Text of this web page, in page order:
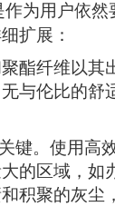
为用户依
扩展：
酯纤维以其
与伦比的舒
键。使用高
的区域，如
积聚的灰